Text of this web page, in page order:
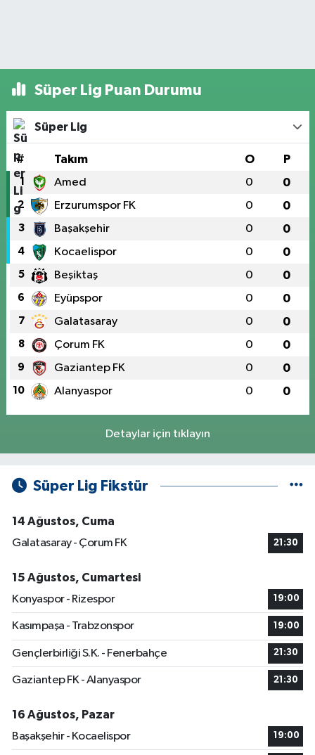
Süper Lig Puan Durumu
Süper Lig
# Takım O P
1 Amed 0 0
2 Erzurumspor FK 0 0
3 Başakşehir 0 0
4 Kocaelispor 0 0
5 Beşiktaş 0 0
6 Eyüpspor 0 0
7 Galatasaray 0 0
8 Çorum FK 0 0
9 Gaziantep FK 0 0
10 Alanyaspor 0 0
Detaylar için tıklayın
Süper Lig Fikstür
14 Ağustos, Cuma
Galatasaray - Çorum FK
21:30
15 Ağustos, Cumartesi
Konyaspor - Rizespor
19:00
Kasımpaşa - Trabzonspor 19:00
Gençlerbirliği S.K. - Fenerbahçe 21:30
Gaziantep FK - Alanyaspor 21:30
16 Ağustos, Pazar
Başakşehir - Kocaelispor
19:00